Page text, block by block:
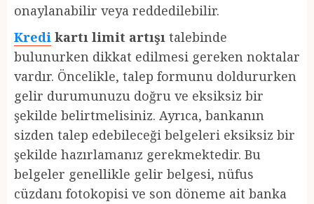
onaylanabilir veya reddedilebilir.
Kredi kartı limit artışı talebinde
bulunurken dikkat edilmesi gereken noktalar
vardır. Öncelikle, talep formunu doldururken
gelir durumunuzu doğru ve eksiksiz bir
şekilde belirtmelisiniz. Ayrıca, bankanın
sizden talep edebileceği belgeleri eksiksiz bir
şekilde hazırlamanız gerekmektedir. Bu
belgeler genellikle gelir belgesi, nüfus
cüzdanı fotokopisi ve son döneme ait banka